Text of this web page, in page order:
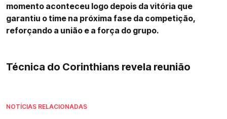
momento aconteceu logo depois da vitória que
garantiu o time na próxima fase da competição,
reforçando a união e a força do grupo.
Técnica do Corinthians revela reunião
NOTÍCIAS RELACIONADAS